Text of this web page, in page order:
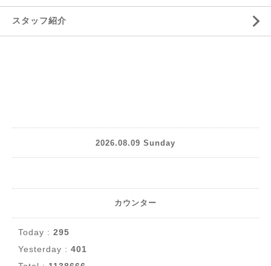
スタッフ紹介
2026.08.09 Sunday
カウンター
Today : 295
Yesterday : 401